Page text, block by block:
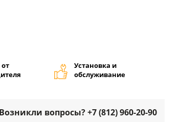
Установка и
обслуживание
Возникли вопросы? +7 (812) 960-20-90